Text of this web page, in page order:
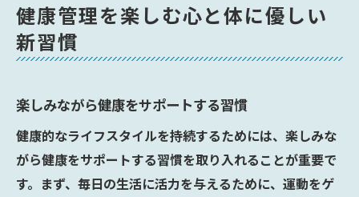
健康管理を楽しむ心と体に優しい
新習慣
楽しみながら健康をサポートする習慣
健康的なライフスタイルを持続するためには、楽しみな
がら健康をサポートする習慣を取り入れることが重要で
す。まず、毎日の生活に活力を与えるために、運動をゲ